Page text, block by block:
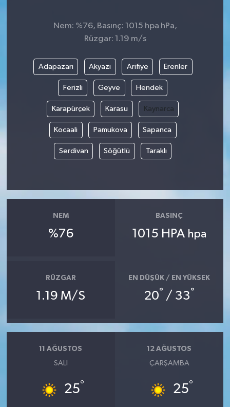
Nem: %76, Basınç: 1015 hpa hPa,
Rüzgar: 1.19 m/s
Adapazarı Akyazı Arifiye Erenler
Ferizli Geyve Hendek
Karapürçek Karasu Kaynarca
Kocaali Pamukova Sapanca
Serdivan Söğütlü Taraklı
NEM
%76
BASINÇ
1015 HPA hpa
RÜZGAR
1.19 M/S
EN DÜŞÜK / EN YÜKSEK
20° / 33°
11 AĞUSTOS
SALI
25°
12 AĞUSTOS
ÇARŞAMBA
25°